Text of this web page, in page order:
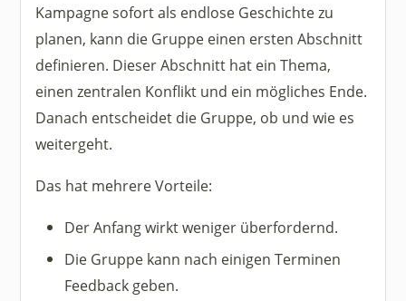
Kampagne sofort als endlose Geschichte zu
planen, kann die Gruppe einen ersten Abschnitt
definieren. Dieser Abschnitt hat ein Thema,
einen zentralen Konflikt und ein mögliches Ende.
Danach entscheidet die Gruppe, ob und wie es
weitergeht.
Das hat mehrere Vorteile:
Der Anfang wirkt weniger überfordernd.
Die Gruppe kann nach einigen Terminen
Feedback geben.